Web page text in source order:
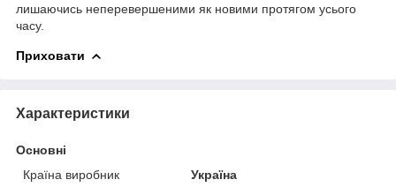
лишаючись неперевершеними як новими протягом усього
часу.
Приховати
Характеристики
Основні
Країна виробник
Україна